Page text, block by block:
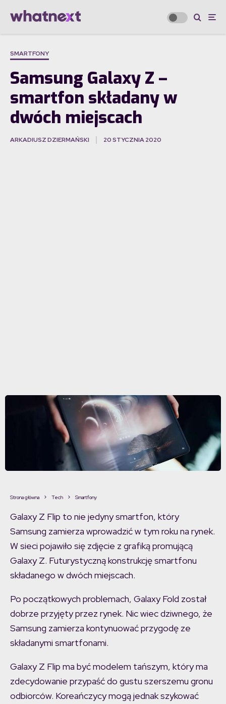
SMARTFONY
Samsung Galaxy Z –
smartfon składany w
dwóch miejscach
ARKADIUSZ DZIERMAŃSKI 20 STYCZNIA 2020
Strona główna Tech Smartfony
Galaxy Z Flip to nie jedyny smartfon, który
Samsung zamierza wprowadzić w tym roku na rynek.
W sieci pojawiło się zdjęcie z grafiką promującą
Galaxy Z. Futurystyczną konstrukcję smartfonu
składanego w dwóch miejscach.
Po początkowych problemach, Galaxy Fold został
dobrze przyjęty przez rynek. Nic wiec dziwnego, że
Samsung zamierza kontynuować przygodę ze
składanymi smartfonami.
Galaxy Z Flip ma być modelem tańszym, który ma
zdecydowanie przypaść do gustu szerszemu gronu
odbiorców. Koreańczycy mogą jednak szykować